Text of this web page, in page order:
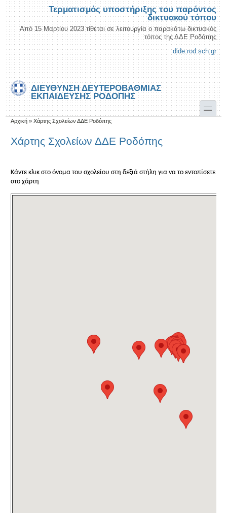
Παράκαμψη προς το κυρίως περιεχόμενο
Skip to search
Τερματισμός υποστήριξης του παρόντος
δικτυακού τόπου
Από 15 Μαρτίου 2023 τίθεται σε λειτουργία ο παρακάτω δικτυακός
τόπος της ΔΔΕ Ροδόπης
dide.rod.sch.gr
ΔΙΕΎΘΥΝΣΗ ΔΕΥΤΕΡΟΒΆΘΜΙΑΣ
ΕΚΠΑΊΔΕΥΣΗΣ ΡΟΔΌΠΗΣ
toggle
Είστε εδώ
Αρχική »Χάρτης Σχολείων ΔΔΕ Ροδόπης
Χάρτης Σχολείων ΔΔΕ Ροδόπης